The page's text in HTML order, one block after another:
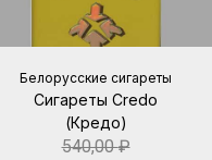
Белорусские сигареты
Сигареты Credo
(Кредо)
540,00₽